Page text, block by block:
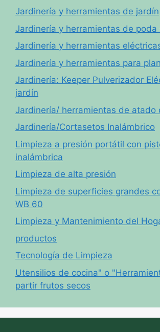
Jardinería y herramientas de jardín
Jardinería y herramientas de poda
Jardinería y herramientas
Jardinería y herramientas para
Jardinería: Keeper Pulverizador
jardín
Jardinería/ herramientas de atado
Jardinería/Cortasetos Inalámbrico
Limpieza a presión portátil con
inalámbrica
Limpieza de alta presión
Limpieza de superficies grandes
WB 60
Limpieza y Mantenimiento del
productos
Tecnología de Limpieza
Utensilios de cocina" o
partir frutos secos